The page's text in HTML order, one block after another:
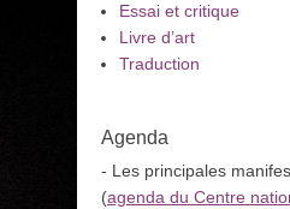
Essai et critique
Livre d’art
Traduction
Agenda
- Les principales
(agenda du Centre